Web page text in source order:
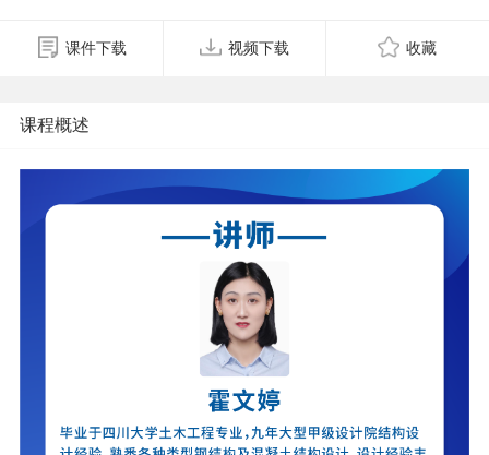
课件下载 视频下载 收藏
课程概述